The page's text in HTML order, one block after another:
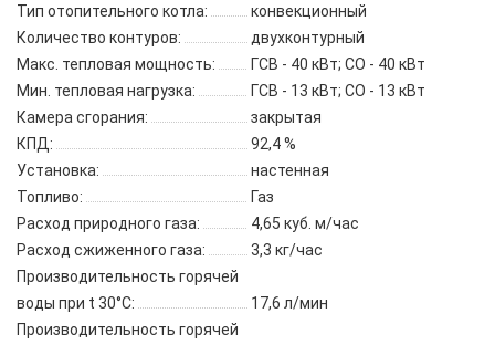
Тип отопительного котла:
конвекционный
Количество контуров:
двухконтурный
Макс. тепловая мощность:
ГСВ - 40 кВт; СО - 40 кВт
Мин. тепловая нагрузка:
ГСВ - 13 кВт; СО - 13 кВт
Камера сгорания:
закрытая
КПД:
92,4 %
Установка:
настенная
Топливо:
Газ
Расход природного газа:
4,65 куб. м/час
Расход сжиженного газа:
3,3 кг/час
Производительность горячей
воды при t 30°C:
17,6 л/мин
Производительность горячей